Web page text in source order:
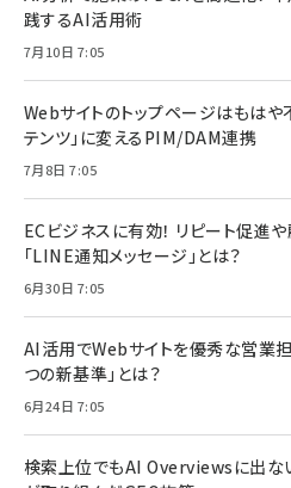
践するAI活用術
7月10日 7:05
Webサイトのトップページはもはや
テンツ」に変えるPIM/DAM連携
7月8日 7:05
ECビジネスに有効！ リピート促進
「LINE通知メッセージ」とは？
6月30日 7:05
AI活用でWebサイトを優秀な営業
つの新基準」とは？
6月24日 7:05
検索上位でもAI Overviewsに出な